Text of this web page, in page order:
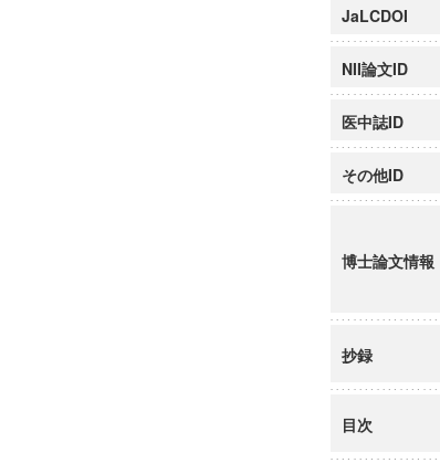
JaLCDOI
NII論文ID
医中誌ID
その他ID
博士論文情報
抄録
目次